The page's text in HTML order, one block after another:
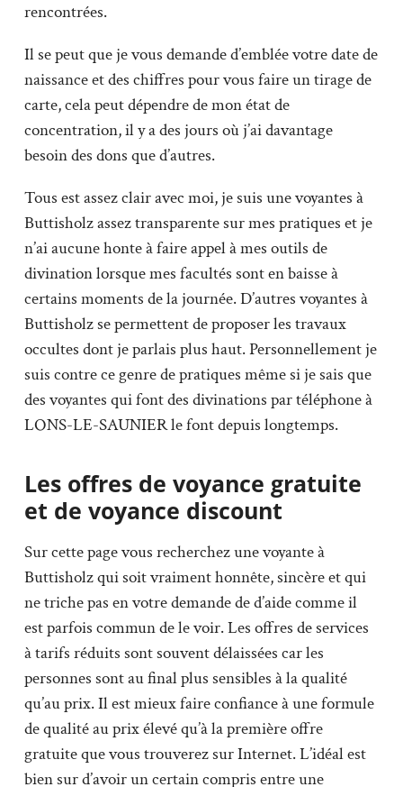
rencontrées.
Il se peut que je vous demande d’emblée votre date de
naissance et des chiffres pour vous faire un tirage de
carte, cela peut dépendre de mon état de
concentration, il y a des jours où j’ai davantage
besoin des dons que d’autres.
Tous est assez clair avec moi, je suis une voyantes à
Buttisholz assez transparente sur mes pratiques et je
n’ai aucune honte à faire appel à mes outils de
divination lorsque mes facultés sont en baisse à
certains moments de la journée. D’autres voyantes à
Buttisholz se permettent de proposer les travaux
occultes dont je parlais plus haut. Personnellement je
suis contre ce genre de pratiques même si je sais que
des voyantes qui font des divinations par téléphone à
LONS-LE-SAUNIER le font depuis longtemps.
Les offres de voyance gratuite
et de voyance discount
Sur cette page vous recherchez une voyante à
Buttisholz qui soit vraiment honnête, sincère et qui
ne triche pas en votre demande de d’aide comme il
est parfois commun de le voir. Les offres de services
à tarifs réduits sont souvent délaissées car les
personnes sont au final plus sensibles à la qualité
qu’au prix. Il est mieux faire confiance à une formule
de qualité au prix élevé qu’à la première offre
gratuite que vous trouverez sur Internet. L’idéal est
bien sur d’avoir un certain compris entre une